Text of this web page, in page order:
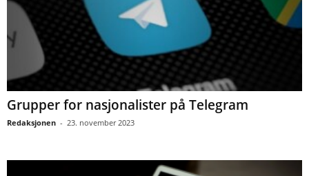
Grupper for nasjonalister på Telegram
Redaksjonen - 23. november 2023